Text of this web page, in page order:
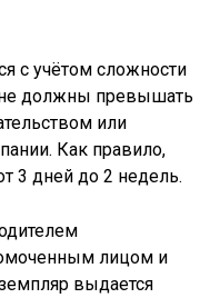
с учётом сложности
должны превышать
или
Как правило,
3 дней до 2 недель.
лицом и
выдается